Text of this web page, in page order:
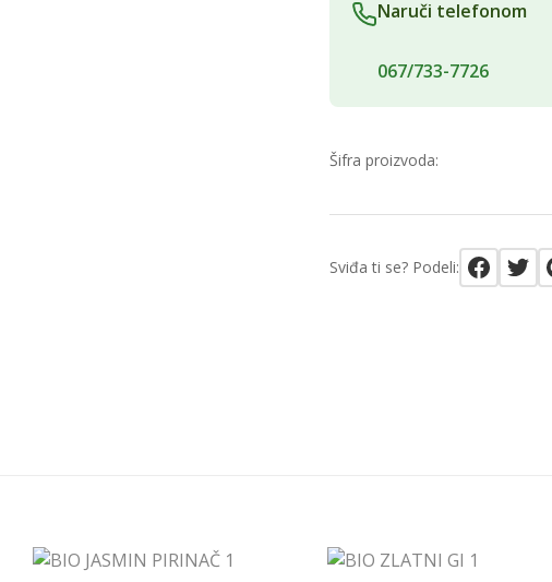
Naruči telefonom
067/733-7726
Šifra proizvoda:
Sviđa ti se? Podeli: